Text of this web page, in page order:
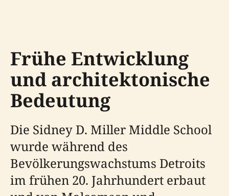
Frühe Entwicklung
und architektonische
Bedeutung
Die Sidney D. Miller Middle School
wurde während des
Bevölkerungswachstums Detroits
im frühen 20. Jahrhundert erbaut